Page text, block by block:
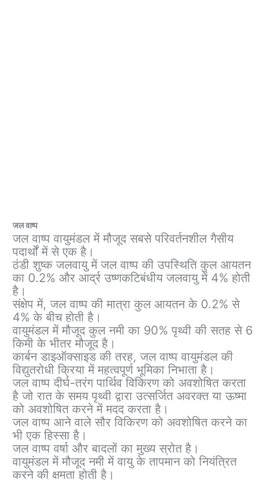
जल वाष्प
जल वाष्प वायुमंडल में मौजूद सबसे परिवर्तनशील गैसीय
पदार्थों में से एक है।
ठंडी शुष्क जलवायु में जल वाष्प की उपस्थिति कुल आयतन
का 0.2% और आर्द्र उष्णकटिबंधीय जलवायु में 4% होती
है।
संक्षेप में, जल वाष्प की मात्रा कुल आयतन के 0.2% से
4% के बीच होती है।
वायुमंडल में मौजूद कुल नमी का 90% पृथ्वी की सतह से 6
किमी के भीतर मौजूद है।
कार्बन डाइऑक्साइड की तरह, जल वाष्प वायुमंडल की
विद्युतरोधी क्रिया में महत्वपूर्ण भूमिका निभाता है।
जल वाष्प दीर्घ-तरंग पार्थिव विकिरण को अवशोषित करता
है जो रात के समय पृथ्वी द्वारा उत्सर्जित अवरक्त या ऊष्मा
को अवशोषित करने में मदद करता है।
जल वाष्प आने वाले सौर विकिरण को अवशोषित करने का
भी एक हिस्सा है।
जल वाष्प वर्षा और बादलों का मुख्य स्रोत है।
वायुमंडल में मौजूद नमी में वायु के तापमान को नियंत्रित
करने की क्षमता होती है।